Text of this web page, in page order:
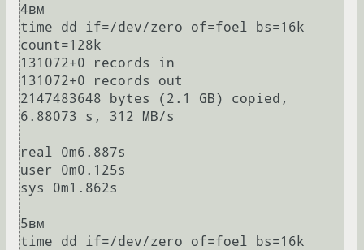
4вм
time dd if=/dev/zero of=foel bs=16k
count=128k
131072+0 records in
131072+0 records out
2147483648 bytes (2.1 GB) copied,
6.88073 s, 312 MB/s
real 0m6.887s
user 0m0.125s
sys 0m1.862s
5вм
time dd if=/dev/zero of=foel bs=16k